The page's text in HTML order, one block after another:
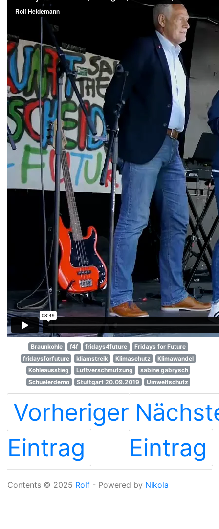
Braunkohle f4f fridays4future
Fridays for Future
fridaysforfuture
kliamstreik Klimaschutz
Klimawandel
Kohleausstieg
Luftverschmutzung
sabine gabrysch
Schuelerdemo
Stuttgart 20.09.2019 Umweltschutz
Vorheriger
Eintrag
Eintrag
Contents © 2025 Rolf - Powered by Nikola